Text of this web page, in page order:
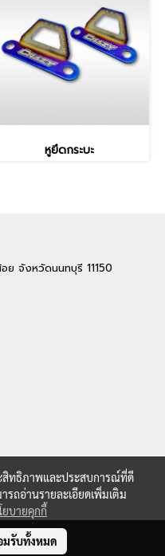
นค้า
หูยึดกระบะ
ย จังหวัดนนทบุรี 11150
สิทธิภาพและประสบการณ์ที่ดี
รถอ่านรายละเอียดเพิ่มเติม
ยบายคุกกี้
มรับทั้งหมด